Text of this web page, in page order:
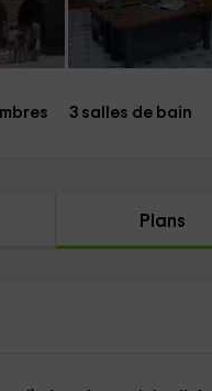
3 salles de bain
Plans